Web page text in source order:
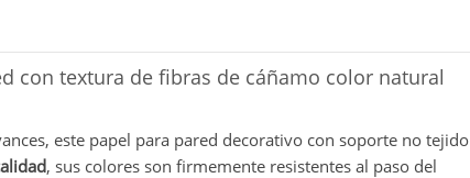
con textura de fibras de cáñamo color natural
este papel para pared decorativo con soporte no tejido
, sus colores son firmemente resistentes al paso del